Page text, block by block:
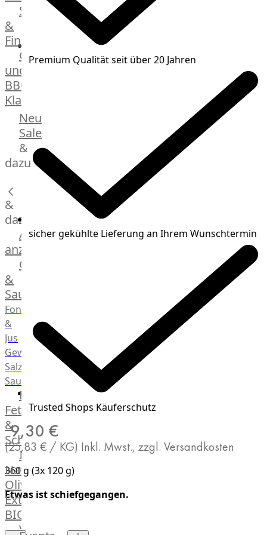
GOURMET
Manufaktur
Bratwurstsets
Toppings
Hackfleisch
Aufschnitt
Schinken
Streetfood
&
Fingerfood
Grill-
und
BBQ-
Klassiker
Beilagen
Brot
Brötchen
Burger
Buns
&
Hot
Dog
Brötchen
Desserts
Neu
Sale
&
dazu
&
dazu
Alle
anzeigen
Gewürze
&
Saucen
Fonds
&
Jus
Gewürze
Salz
Saucen
Butter,
Fett
&
Schmalz
ItalianBar
Natives
Olivenöl
Extra
BIO
Veggie
Premium Qualität seit über 20 Jahren
sicher gekühlte Lieferung an Ihrem Wunschtermin
Trusted Shops Käuferschutz
9,30 €
(25,83 € / KG) Inkl. Mwst., zzgl. Versandkosten
360 g (3x 120 g)
Etwas ist schiefgegangen.